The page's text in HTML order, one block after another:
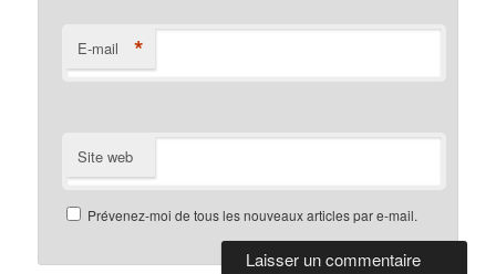
E-mail *
Site web
Prévenez-moi de tous les nouveaux articles par e-mail.